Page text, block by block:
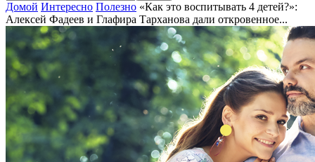
Домой Интересно Полезно «Как это воспитывать 4 детей?»:
Алексей Фадеев и Глафира Тарханова дали откровенное...